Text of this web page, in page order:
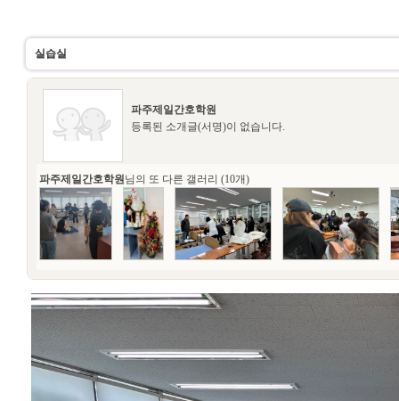
실습실
파주제일간호학원
등록된 소개글(서명)이 없습니다.
파주제일간호학원님의 또 다른 갤러리 (10개)